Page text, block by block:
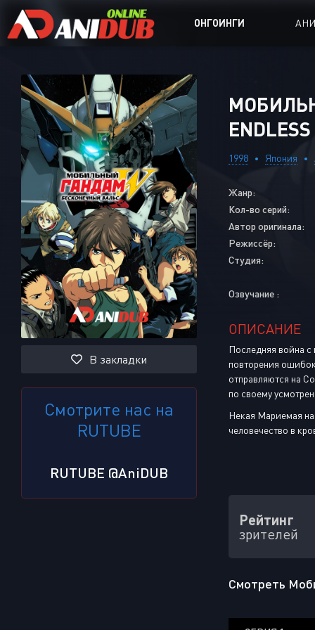
ОНГОИНГИ
Аниме
Аниме
В закладки
Смотрите нас на
RUTUBE
RUTUBE @AniDUB
1998 Япония
Жанр:
Кол-во серий:
Автор оригинала:
Режиссёр:
Студия:
Озвучание :
ОПИСАНИЕ
Последняя война
повторения
отправляются на
по своему
Некая Мариемая
человечество в
Рейтинг
зрителей
Смотреть